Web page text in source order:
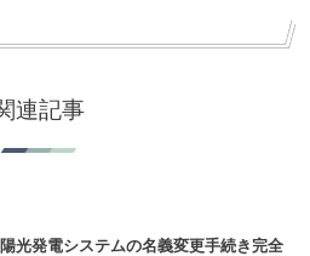
連記事
光発電システムの名義変更手続き完全